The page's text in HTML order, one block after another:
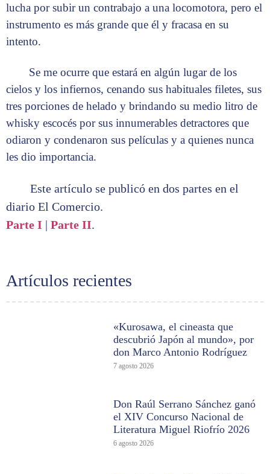
Artículos recientes
«Kurosawa, el cineasta que
descubrió Japón al mundo», por
don Marco Antonio Rodríguez
7 agosto 2026
Don Raúl Serrano Sánchez ganó
el XIV Concurso Nacional de
Literatura Miguel Riofrío 2026
6 agosto 2026
lucha por subir un contrabajo a una locomotora, pero el
instrumento es más grande que él y fracasa en su
intento.
Se me ocurre que estará en algún lugar de los
cielos y los infiernos, cenando sus habituales filetes, sus
tres porciones de helado y brindando su medio litro de
whisky escocés por sus innumerables detractores que
odiaron y condenaron sus películas y a quienes nunca
les dio importancia.
Este artículo se publicó en dos partes en el
diario El Comercio.
Parte I | Parte II.